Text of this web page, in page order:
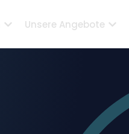
Unsere Angebote